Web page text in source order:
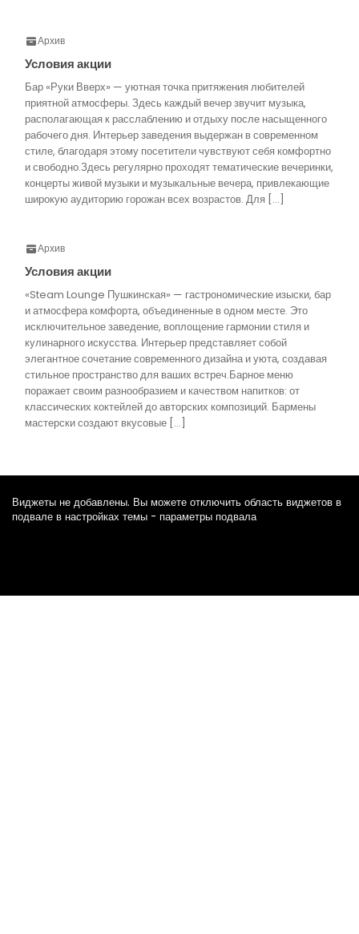
Архив
Условия акции
Бар «Руки Вверх» — уютная точка притяжения любителей
приятной атмосферы. Здесь каждый вечер звучит музыка,
располагающая к расслаблению и отдыху после насыщенного
рабочего дня. Интерьер заведения выдержан в современном
стиле, благодаря этому посетители чувствуют себя комфортно
и свободно.Здесь регулярно проходят тематические вечеринки,
концерты живой музыки и музыкальные вечера, привлекающие
широкую аудиторию горожан всех возрастов. Для […]
Архив
Условия акции
«Steam Lounge Пушкинская» — гастрономические изыски, бар
и атмосфера комфорта, объединенные в одном месте. Это
исключительное заведение, воплощение гармонии стиля и
кулинарного искусства. Интерьер представляет собой
элегантное сочетание современного дизайна и уюта, создавая
стильное пространство для ваших встреч.Барное меню
поражает своим разнообразием и качеством напитков: от
классических коктейлей до авторских композиций. Бармены
мастерски создают вкусовые […]
Виджеты не добавлены. Вы можете отключить область виджетов в
подвале в настройках темы - параметры подвала